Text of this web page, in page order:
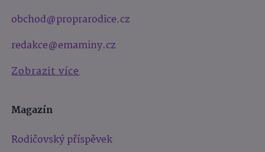
obchod@proprarodice.cz
redakce@emaminy.cz
Zobrazit více
Magazín
Rodičovský příspěvek